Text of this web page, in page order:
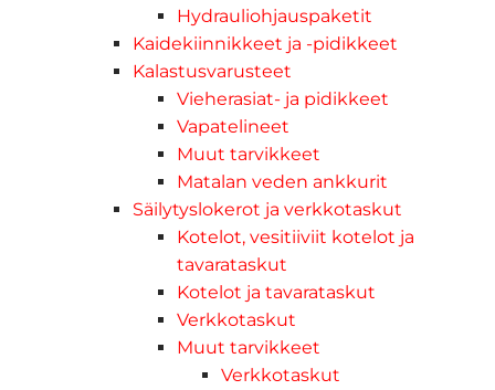
Hydrauliohjauspaketit
Kaidekiinnikkeet ja -pidikkeet
Kalastusvarusteet
Vieherasiat- ja pidikkeet
Vapatelineet
Muut tarvikkeet
Matalan veden ankkurit
Säilytyslokerot ja verkkotaskut
Kotelot, vesitiiviit kotelot ja
tavarataskut
Kotelot ja tavarataskut
Verkkotaskut
Muut tarvikkeet
Verkkotaskut